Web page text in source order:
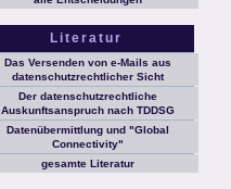
Literatur
Das Versenden von e-Mails aus
datenschutzrechtlicher Sicht
Der datenschutzrechtliche
Auskunftsanspruch nach TDDSG
Datenübermittlung und "Global
Connectivity"
gesamte Literatur